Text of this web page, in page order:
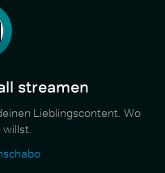
streamen
Lieblingscontent. Wo
willst.